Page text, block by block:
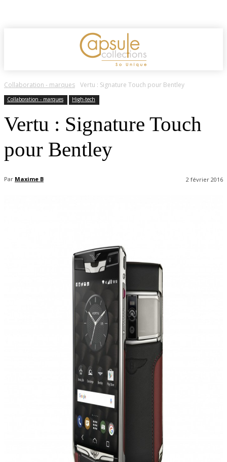
Collaboration - marques Vertu : Signature Touch pour Bentley
Collaboration - marques High-tech
Vertu : Signature Touch
pour Bentley
Par Maxime B 2 février 2016